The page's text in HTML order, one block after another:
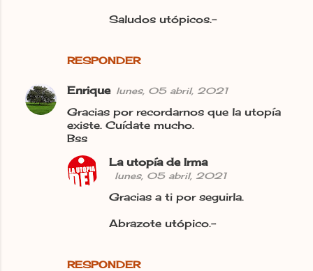
RESPONDER
Saludos utópicos.-
Enrique lunes, 05 abril, 2021
Gracias por recordarnos que la utopía
existe. Cuídate mucho.
Bss
RESPONDER
La utopía de Irma
lunes, 05 abril, 2021
Gracias a ti por seguirla.
Abrazote utópico.-